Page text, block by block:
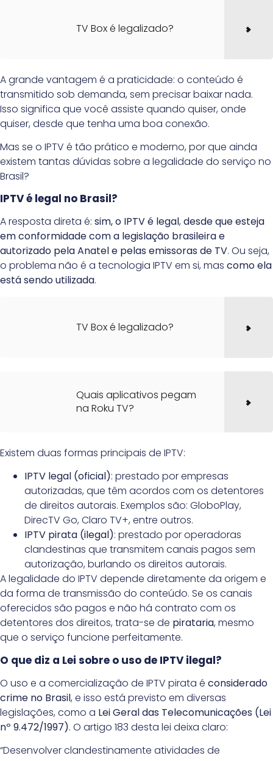
TV Box é legalizado?
A grande vantagem é a praticidade: o conteúdo é
transmitido sob demanda, sem precisar baixar nada.
Isso significa que você assiste quando quiser, onde
quiser, desde que tenha uma boa conexão.
Mas se o IPTV é tão prático e moderno, por que ainda
existem tantas dúvidas sobre a legalidade do serviço no
Brasil?
IPTV é legal no Brasil?
A resposta direta é: sim, o IPTV é legal,desde que esteja
em conformidade com a legislação brasileira e
autorizado pela Anatel e pelas emissoras de TV. Ou seja,
o problema não é a tecnologia IPTV em si, mas como ela
está sendo utilizada.
TV Box é legalizado?
Quais aplicativos pegam
na Roku TV?
Existem duas formas principais de IPTV:
IPTV legal (oficial): prestado por empresas
autorizadas, que têm acordos com os detentores
de direitos autorais. Exemplos são: GloboPlay,
DirecTV Go, Claro TV+, entre outros.
IPTV pirata (ilegal): prestado por operadoras
clandestinas que transmitem canais pagos sem
autorização, burlando os direitos autorais.
A legalidade do IPTV depende diretamente da origem e
da forma de transmissão do conteúdo. Se os canais
oferecidos são pagos e não há contrato com os
detentores dos direitos, trata-se de pirataria, mesmo
que o serviço funcione perfeitamente.
O que diz a Lei sobre o uso de IPTV ilegal?
O uso e a comercialização de IPTV pirata é considerado
crime no Brasil, e isso está previsto em diversas
legislações, como a Lei Geral das Telecomunicações (Lei
nº 9.472/1997). O artigo 183 desta lei deixa claro:
“Desenvolver clandestinamente atividades de